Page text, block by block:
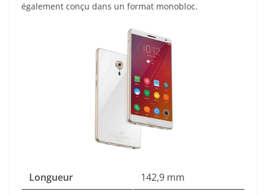
également conçu dans un format monobloc.
Longueur
142,9 mm